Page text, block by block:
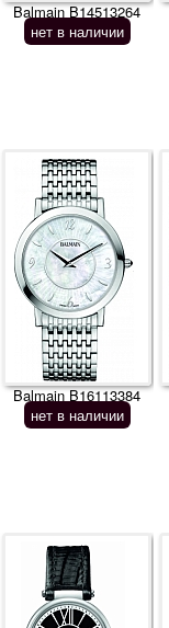
Balmain B14513264
нет в наличии
Balmain B16113384
нет в наличии